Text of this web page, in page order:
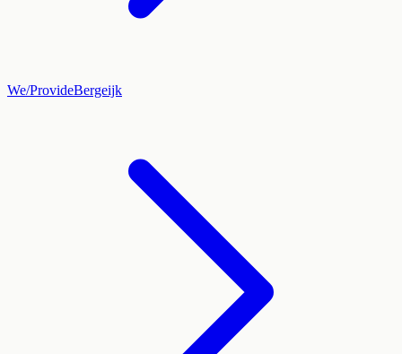
We/ProvideBergeijk